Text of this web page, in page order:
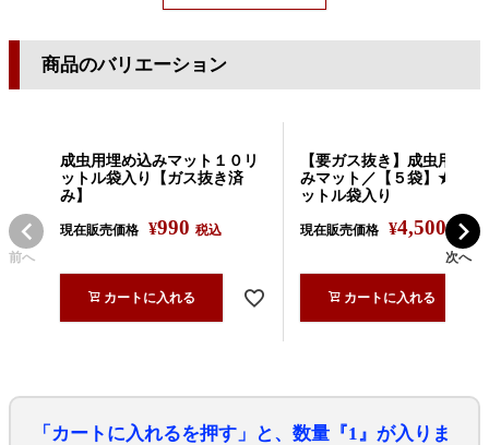
商品のバリエーション
前へ
成虫用埋め込みマット１０リ
ットル袋入り【ガス抜き済
み】
現在販売価格 ¥990 税込
カートに入れる
【要ガス抜き】成虫用埋め
みマット／【５袋】★１０
ットル袋入り
現在販売価格 ¥4,500 税込
カートに入れる
次へ
「カートに入れるを押す」と、数量『1』が入りま